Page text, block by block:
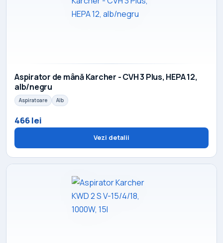
Aspirator de mână Karcher - CVH 3 Plus, HEPA 12,
alb/negru
Aspiratoare Alb
466 lei
Vezi detalii